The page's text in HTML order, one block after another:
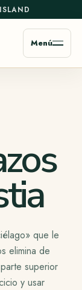
Menú
que le
elimina de
superior
y usar